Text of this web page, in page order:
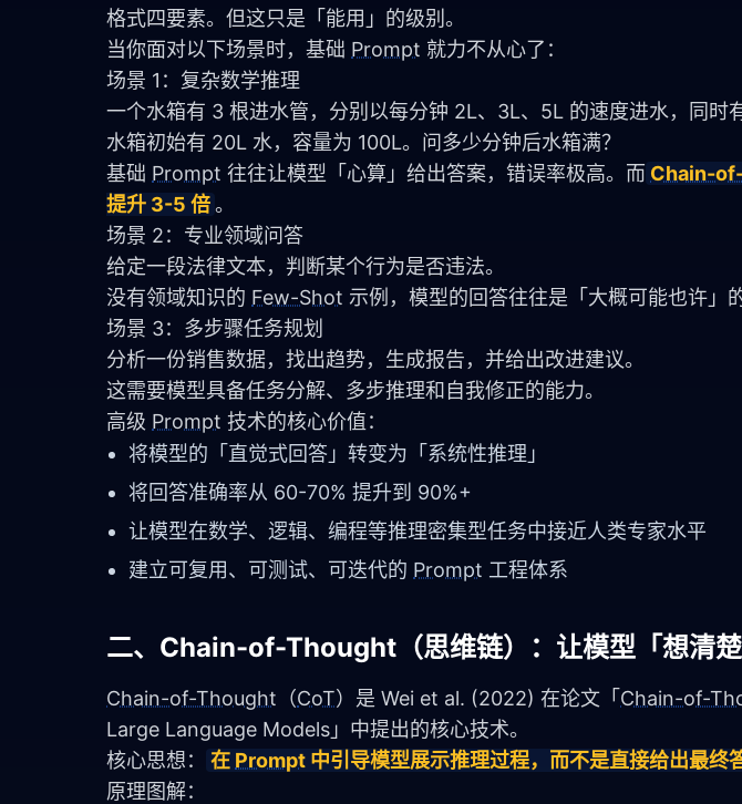
格式四要素。但这只是「能用」的级别。
当你面对以下场景时，基础 Prompt 就力不从心了：
场景 1：复杂数学推理
一个水箱有 3 根进水管，分别以每分钟 2L、3L、5L 的速度进水，同时
水箱初始有 20L 水，容量为 100L。问多少分钟后水箱满？
基础 Prompt 往往让模型「心算」给出答案，错误率极高。而 Chain-
提升 3-5 倍。
场景 2：专业领域问答
给定一段法律文本，判断某个行为是否违法。
没有领域知识的 Few-Shot 示例，模型的回答往往是「大概可能也许」
场景 3：多步骤任务规划
分析一份销售数据，找出趋势，生成报告，并给出改进建议。
这需要模型具备任务分解、多步推理和自我修正的能力。
高级 Prompt 技术的核心价值：
将模型的「直觉式回答」转变为「系统性推理」
将回答准确率从 60-70% 提升到 90%+
让模型在数学、逻辑、编程等推理密集型任务中接近人类专家水平
建立可复用、可测试、可迭代的 Prompt 工程体系
二、Chain-of-Thought（思维链）：让模型「想清楚
Chain-of-Thought （CoT）是 Wei et al. (2022) 在论文「 Chain-of-
Large Language Models」中提出的核心技术。
核心思想：
在 Prompt 中引导模型展示推理过程，而不是直接给出最终
原理图解：